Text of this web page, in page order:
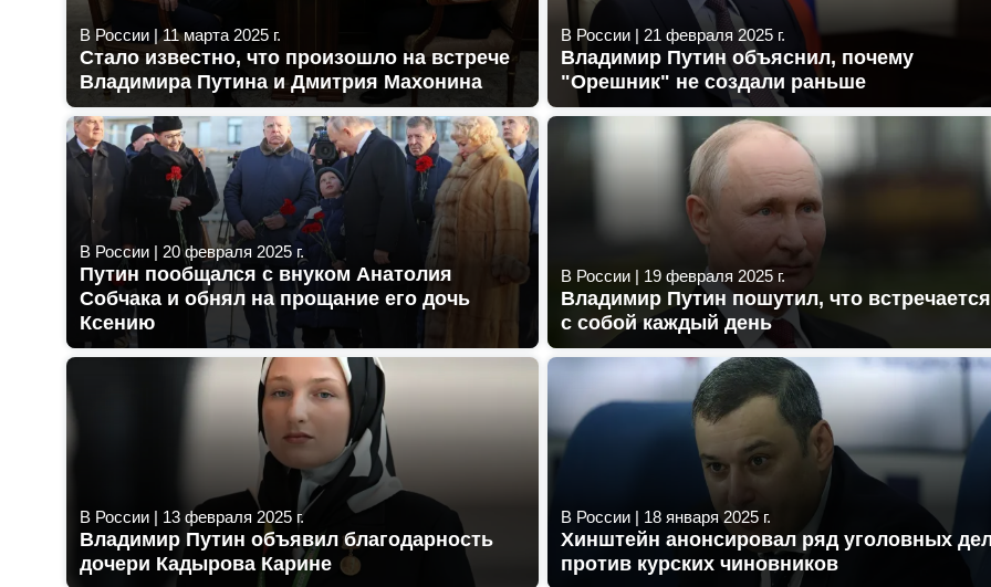
В России |11 марта 2025 г.
Стало известно, что произошло на встрече
Владимира Путина и Дмитрия Махонина
В России | 21 февраля 2025 г.
Владимир Путин объяснил, почему
"Орешник" не создали раньше
В России | 20 февраля 2025 г.
Путин пообщался с внуком Анатолия
Собчака и обнял на прощание его дочь
Ксению
В России | 19 февраля 2025 г.
Владимир Путин пошутил, что встречается
с собой каждый день
В России | 13 февраля 2025 г.
Владимир Путин объявил благодарность
дочери Кадырова Карине
В России | 18 января 2025 г.
Хинштейн анонсировал ряд уголовных
против курских чиновников